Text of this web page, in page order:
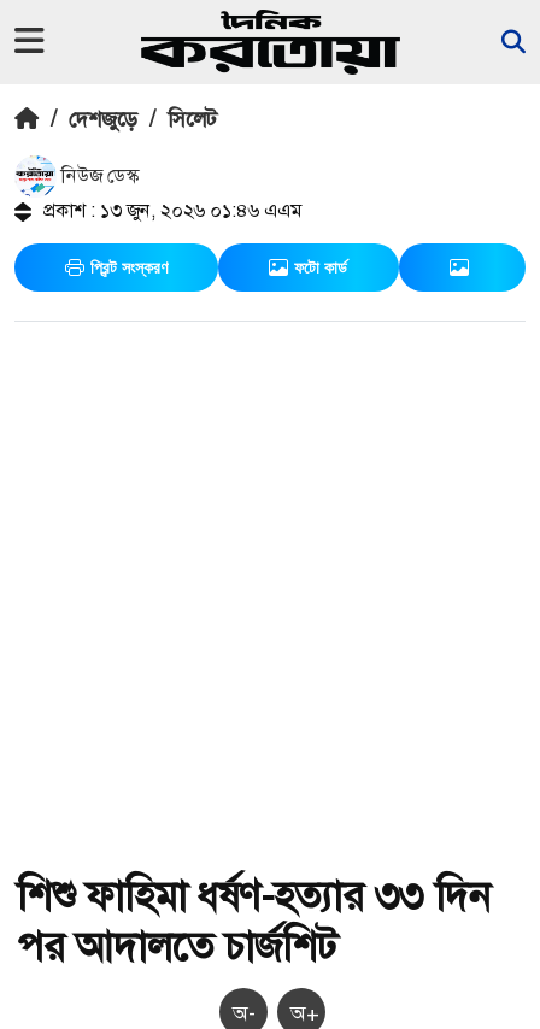
/ দেশজুড়ে / সিলেট
নিউজ ডেস্ক
প্রকাশ : ১৩ জুন, ২০২৬ ০১:৪৬ এএম
প্রিন্ট সংস্করণ ফটো কার্ড
শিশু ফাহিমা ধর্ষণ-হত্যার ৩৩ দিন
পর আদালতে চার্জশিট
অ- অ+